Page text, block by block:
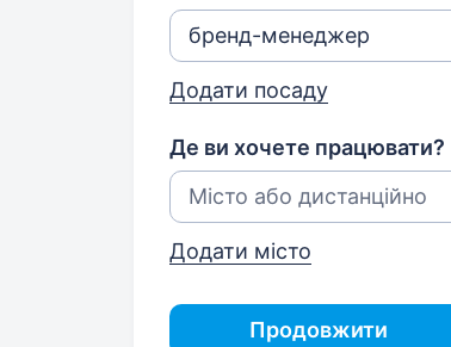
Додати посаду
Де ви хочете працювати?
Додати місто
Продовжити